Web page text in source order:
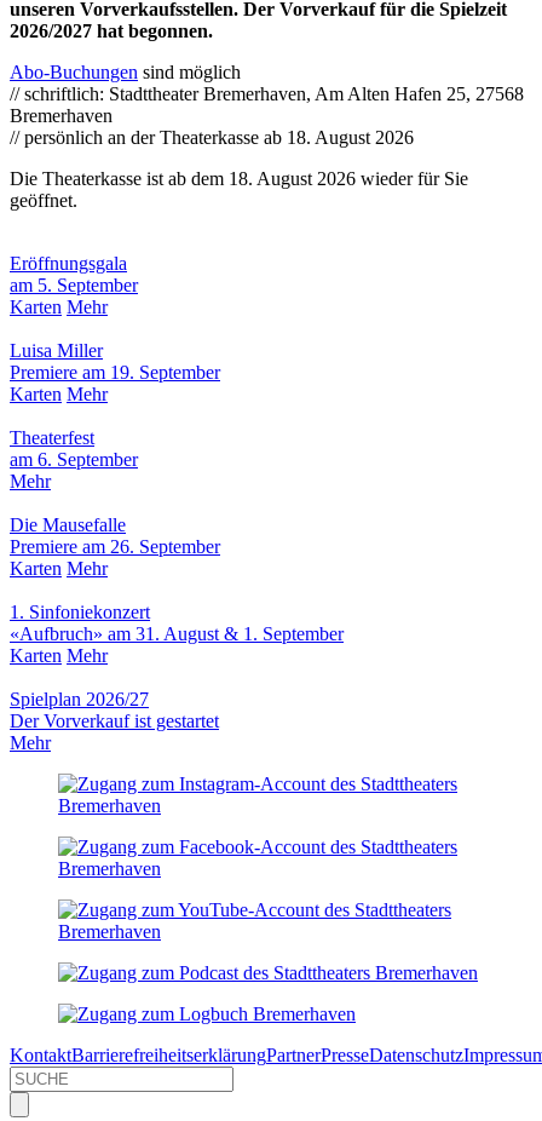
unseren Vorverkaufsstellen. Der Vorverkauf für die Spielzeit
2026/2027 hat begonnen.
Abo-Buchungen sind möglich
// schriftlich: Stadttheater Bremerhaven, Am Alten Hafen 25, 27568
Bremerhaven
// persönlich an der Theaterkasse ab 18. August 2026
Die Theaterkasse ist ab dem 18. August 2026 wieder für Sie
geöffnet.
Eröffnungsgala
am 5. September
Karten Mehr
Luisa Miller
Premiere am 19. September
Karten Mehr
Theaterfest
am 6. September
Mehr
Die Mausefalle
Premiere am 26. September
Karten Mehr
1. Sinfoniekonzert
«Aufbruch» am 31. August & 1. September
Karten Mehr
Spielplan 2026/27
Der Vorverkauf ist gestartet
Mehr
KontaktBarrierefreiheitserklärungPartnerPresseDatenschutz